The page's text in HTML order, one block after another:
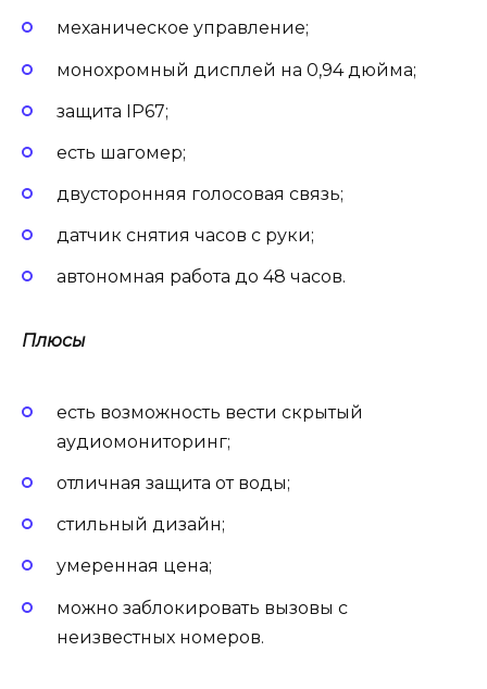
механическое управление;
монохромный дисплей на 0,94 дюйма;
защита IP67;
есть шагомер;
двусторонняя голосовая связь;
датчик снятия часов с руки;
автономная работа до 48 часов.
Плюсы
есть возможность вести скрытый
аудиомониторинг;
отличная защита от воды;
стильный дизайн;
умеренная цена;
можно заблокировать вызовы с
неизвестных номеров.